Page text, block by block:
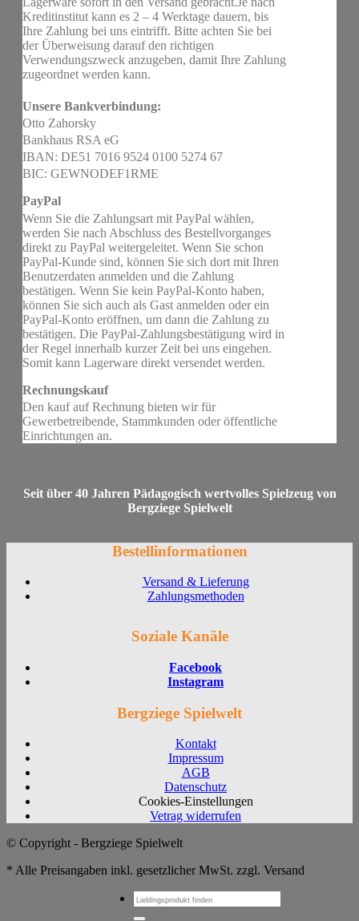
Kreditinstitut kann es 2 – 4 Werktage dauern, bis
Ihre Zahlung bei uns eintrifft. Bitte achten Sie bei
der Überweisung darauf den richtigen
Verwendungszweck anzugeben, damit Ihre Zahlung
zugeordnet werden kann.
Unsere Bankverbindung:
Otto Zahorsky
Bankhaus RSA eG
IBAN: DE51 7016 9524 0100 5274 67
BIC: GEWNODEF1RME
PayPal
Wenn Sie die Zahlungsart mit PayPal wählen,
werden Sie nach Abschluss des Bestellvorganges
direkt zu PayPal weitergeleitet. Wenn Sie schon
PayPal-Kunde sind, können Sie sich dort mit Ihren
Benutzerdaten anmelden und die Zahlung
bestätigen. Wenn Sie kein PayPal-Konto haben,
können Sie sich auch als Gast anmelden oder ein
PayPal-Konto eröffnen, um dann die Zahlung zu
bestätigen. Die PayPal-Zahlungsbestätigung wird in
der Regel innerhalb kurzer Zeit bei uns eingehen.
Somit kann Lagerware direkt versendet werden.
Rechnungskauf
Den kauf auf Rechnung bieten wir für
Gewerbetreibende, Stammkunden oder öffentliche
Einrichtungen an.
Seit über 40 Jahren Pädagogisch wertvolles Spielzeug von
Bergziege Spielwelt
Bestellinformationen
Versand & Lieferung
Zahlungsmethoden
Soziale Kanäle
Facebook
Instagram
Bergziege Spielwelt
Kontakt
Impressum
AGB
Datenschutz
Cookies-Einstellungen
Vetrag widerrufen
© Copyright - Bergziege Spielwelt
* Alle Preisangaben inkl. gesetzlicher MwSt. zzgl. Versand
Suchen